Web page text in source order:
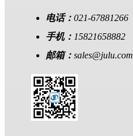
电话： 021-67881266
手机： 15821658882
邮箱： sales@julu.com